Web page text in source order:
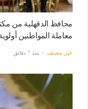
محافظ الدقهلية من
معاملة المواطنين
غير مصنف منذ 7 دقائق